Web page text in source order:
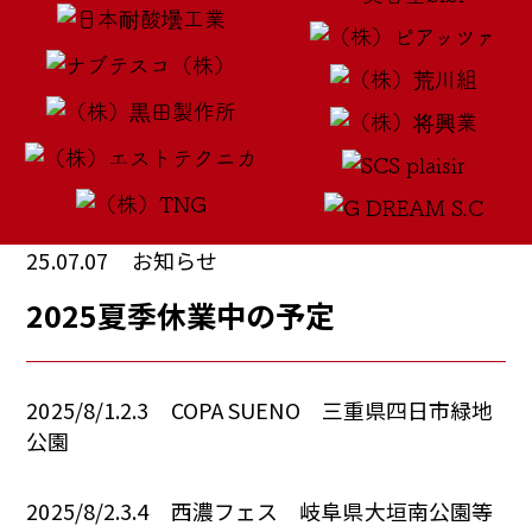
25.07.07 お知らせ
2025夏季休業中の予定
2025/8/1.2.3 COPA SUENO 三重県四日市緑地
公園
2025/8/2.3.4 西濃フェス 岐阜県大垣南公園等